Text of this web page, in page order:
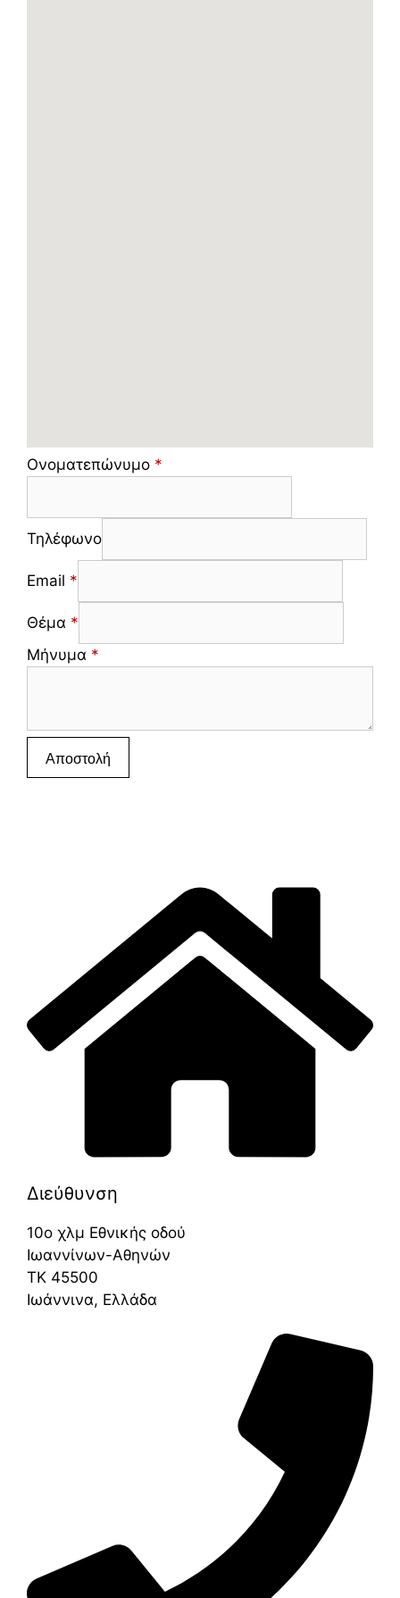
Ονοματεπώνυμο *
Τηλέφωνο
Email *
Θέμα *
Μήνυμα *
Αποστολή
Διεύθυνση
10ο χλμ Εθνικής οδού
Ιωαννίνων-Αθηνών
ΤΚ 45500
Ιωάννινα, Ελλάδα